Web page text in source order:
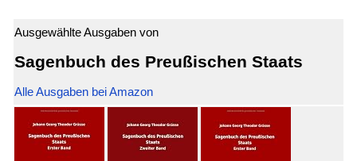
Ausgewählte Ausgaben von
Sagenbuch des Preußischen Staats
Alle Ausgaben bei Amazon